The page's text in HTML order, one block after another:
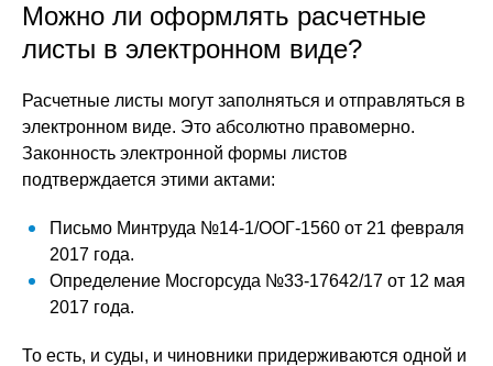
Можно ли оформлять расчетные
листы в электронном виде?
Расчетные листы могут заполняться и отправляться в
электронном виде. Это абсолютно правомерно.
Законность электронной формы листов
подтверждается этими актами:
Письмо Минтруда №14-1/ООГ-1560 от 21 февраля
2017 года.
Определение Мосгорсуда №33-17642/17 от 12 мая
2017 года.
То есть, и суды, и чиновники придерживаются одной и